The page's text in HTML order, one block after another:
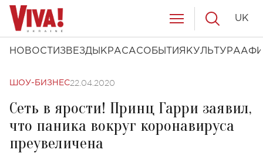
НОВОСТИ ЗВЕЗДЫ КРАСАСОБЫТИЯ КУЛЬТУРА
UK
ШОУ-БИЗНЕС22.04.2020
Сеть в ярости! Принц Гарри заявил,
что паника вокруг коронавируса
преувеличена